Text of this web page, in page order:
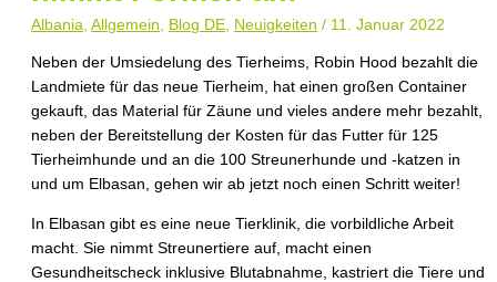
Albania, Allgemein, Blog DE, Neuigkeiten / 11. Januar 2022
Neben der Umsiedelung des Tierheims, Robin Hood bezahlt die
Landmiete für das neue Tierheim, hat einen großen Container
gekauft, das Material für Zäune und vieles andere mehr bezahlt,
neben der Bereitstellung der Kosten für das Futter für 125
Tierheimhunde und an die 100 Streunerhunde und -katzen in
und um Elbasan, gehen wir ab jetzt noch einen Schritt weiter!
In Elbasan gibt es eine neue Tierklinik, die vorbildliche Arbeit
macht. Sie nimmt Streunertiere auf, macht einen
Gesundheitscheck inklusive Blutabnahme, kastriert die Tiere und